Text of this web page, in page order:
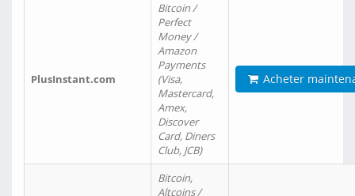
PlusInstant.com
Bitcoin /
Perfect
Money /
Amazon
Payments
(Visa,
Mastercard,
Amex,
Discover
Card, Diners
Club, JCB)
Acheter
Bitcoin,
Altcoins /